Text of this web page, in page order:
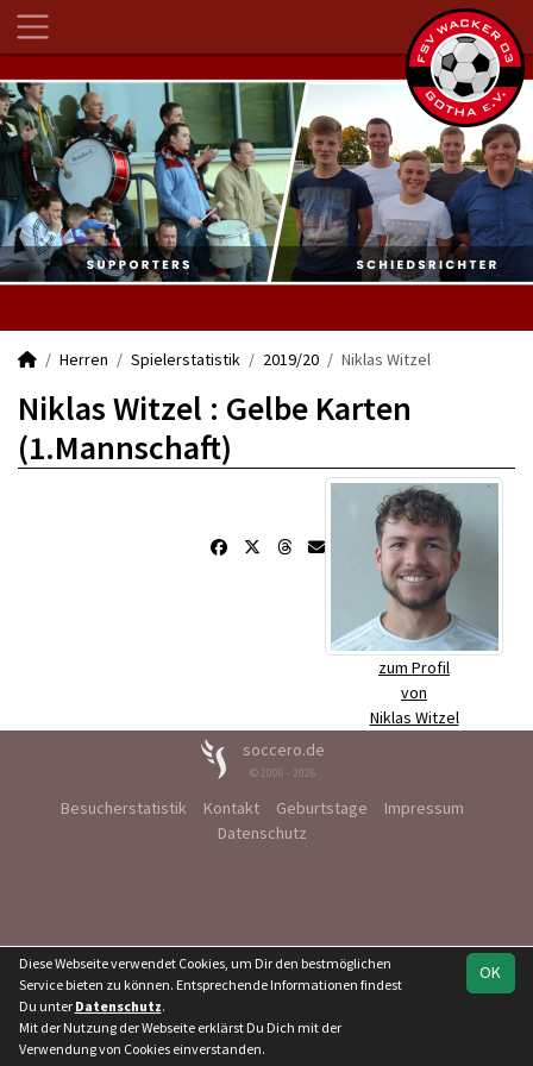
Herren Spielerstatistik 2019/20 Niklas Witzel
Niklas Witzel : Gelbe Karten
(1.Mannschaft)
zum Profil
von
Niklas Witzel
soccero.de
© 2006 - 2026
Besucherstatistik Kontakt Geburtstage
Impressum
Datenschutz
OK
Diese Webseite verwendet Cookies, um Dir den bestmöglichen
Service bieten zu können. Entsprechende Informationen findest
Du unter Datenschutz.
Mit der Nutzung der Webseite erklärst Du Dich mit der
Verwendung von Cookies einverstanden.